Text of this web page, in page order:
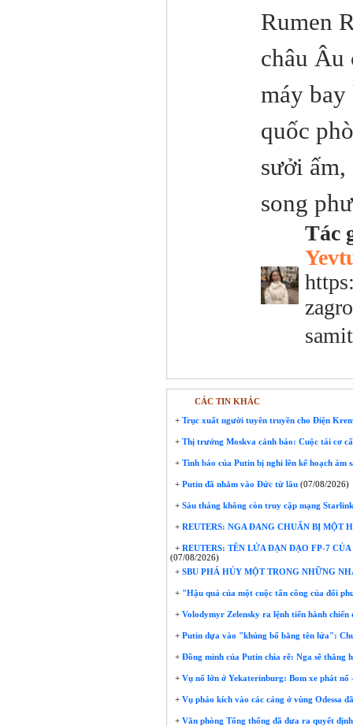
Rumen
châu Âu
máy
quốc
sưởi
song
Tác
CÁC TIN KHÁC
+ Trục xuất người tuyên truyền cho Điện
+ Thị trưởng Moskva cảnh báo: Cuộc tái cơ
+ Tình báo của Putin bị nghi lên kế hoạch ám
+ Putin đã nhắm vào Đức từ lâu (07/08/2026)
+ Sáu tháng không còn truy cập mạng
+ REUTERS: NGA ĐANG CHUẨN BỊ MỘT
+ REUTERS: TÊN LỬA ĐẠN ĐẠO FP-7
(07/08/2026)
+ SBU PHÁ HỦY MỘT TRONG NHỮNG
+ "Hậu quả của một cuộc tấn công của đối
+ Volodymyr Zelensky ra lệnh tiến hành
+ Putin dựa vào "khủng bố bằng tên lửa":
+ Đồng minh của Putin chia rẽ: Nga sẽ thắng
+ Vụ nổ lớn ở Yekaterinburg: Bom xe phát
+ Vụ pháo kích vào các cảng ở vùng Odessa
+ Văn phòng Tổng thống đã đưa ra quyết